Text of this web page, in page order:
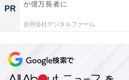
＞10位までの全ランキング結果
PR
が億万長者に
合同会社デジタルファーム